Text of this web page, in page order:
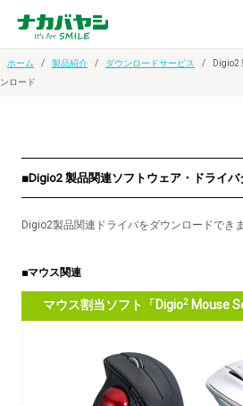
ホーム 製品紹介 ダウンロードサービス
Digio2
ンロード
■Digio2 製品関連ソフトウェア・ドライバ
Digio2製品関連ドライバをダウンロードできま
■マウス関連
マウス割当ソフト「Digio2 Mouse